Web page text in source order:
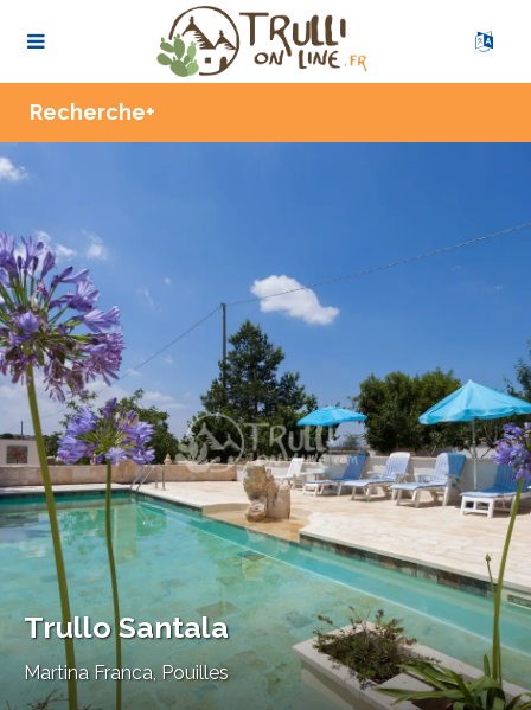
Recherche+
Trullo Santala
Martina Franca, Pouilles